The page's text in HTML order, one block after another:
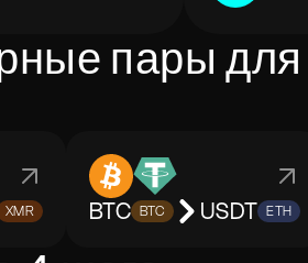
пары для
XMR BTC BTC USDT ETH